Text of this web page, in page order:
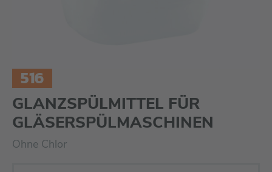
516
GLANZSPÜLMITTEL FÜR
GLÄSERSPÜLMASCHINEN
Ohne Chlor